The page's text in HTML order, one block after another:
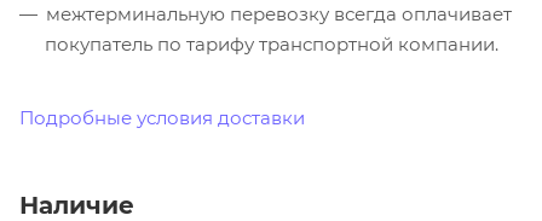
межтерминальную перевозку всегда оплачивает
покупатель по тарифу транспортной компании.
Подробные условия доставки
Наличие